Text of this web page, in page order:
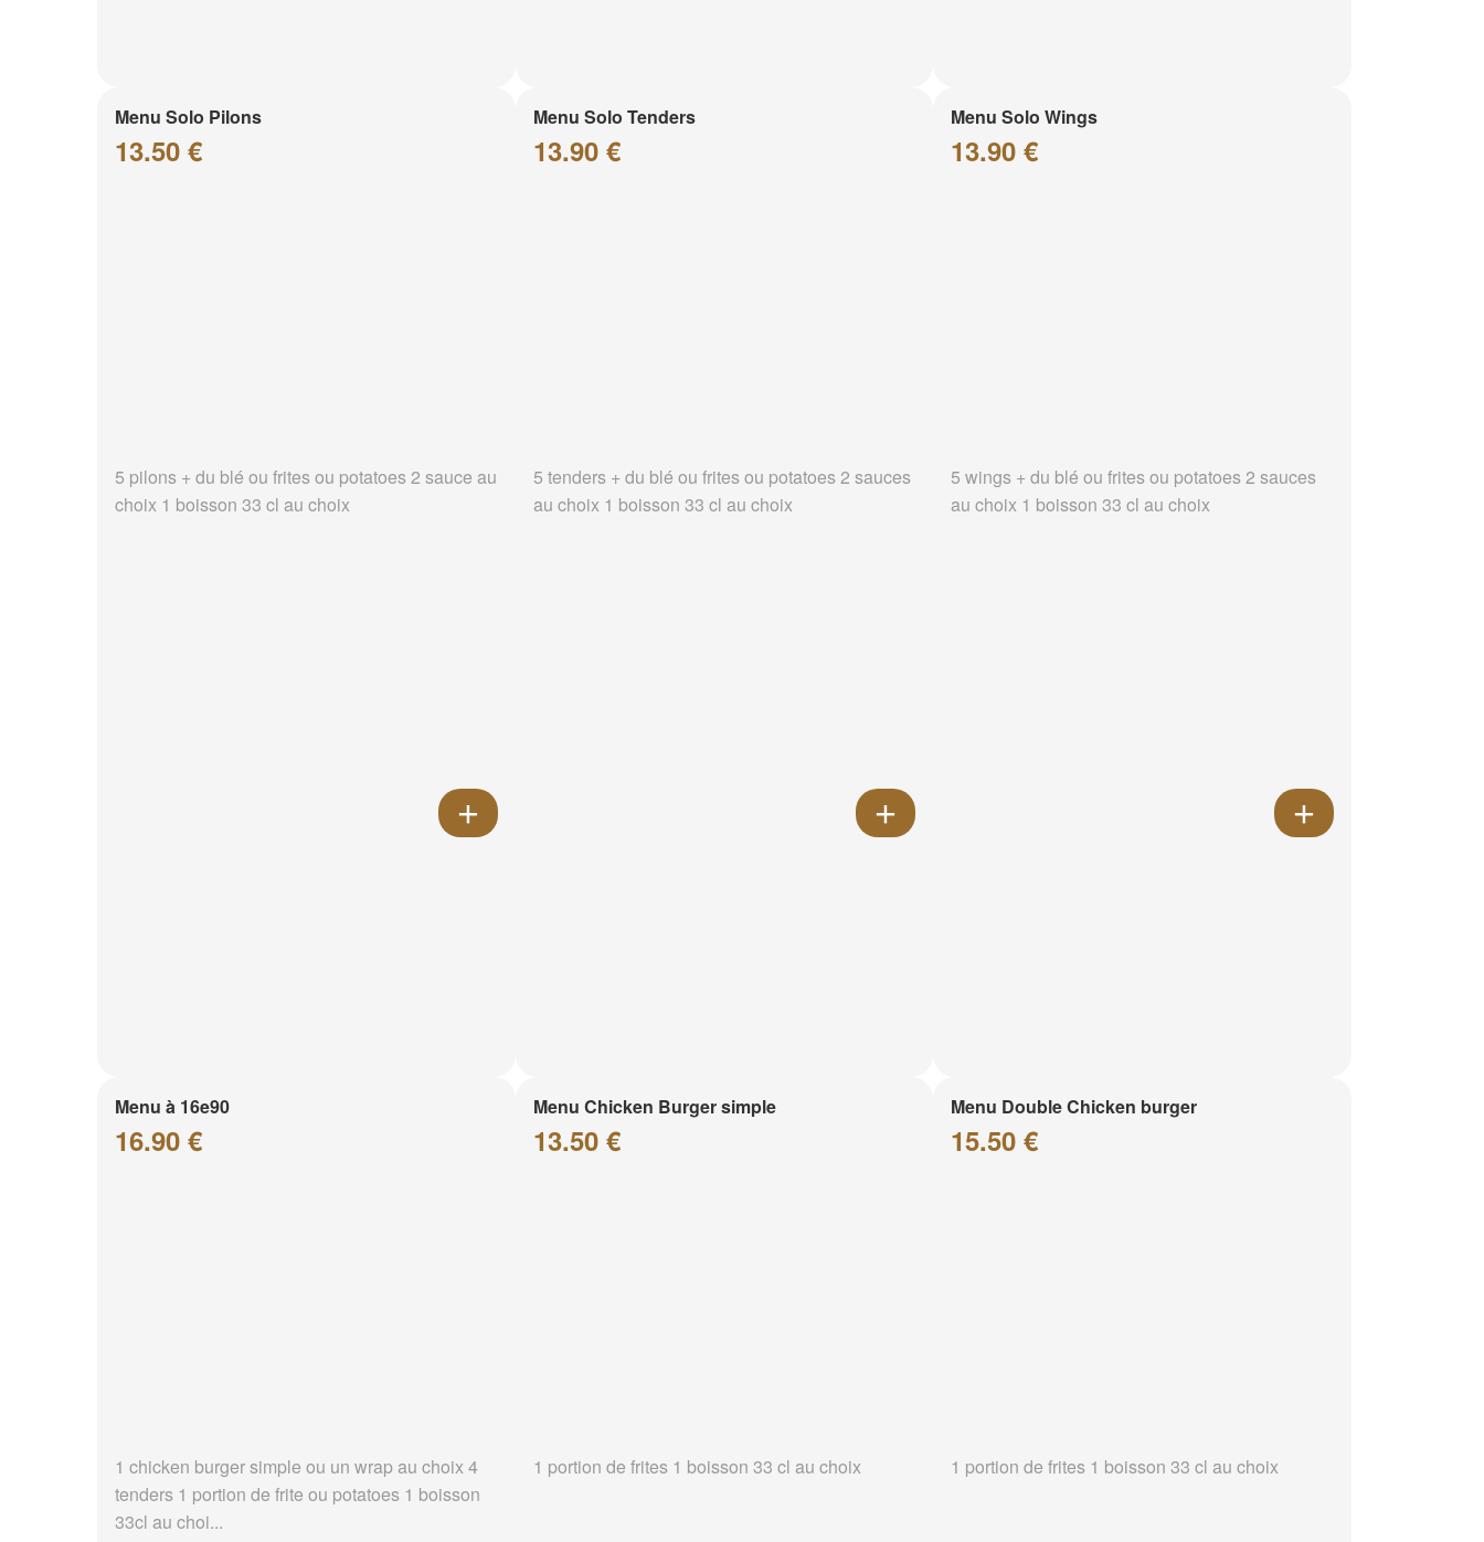
Menu Solo Pilons
13.50 €
5 pilons + du blé ou frites ou potatoes 2 sauce au
choix 1 boisson 33 cl au choix
Menu Solo Tenders
13.90 €
5 tenders + du blé ou frites ou potatoes 2 sauces
au choix 1 boisson 33 cl au choix
Menu Solo Wings
13.90 €
5 wings + du blé ou frites ou potatoes 2 sauces
au choix 1 boisson 33 cl au choix
Menu à 16e90
16.90 €
1 chicken burger simple ou un wrap au choix 4
tenders 1 portion de frite ou potatoes 1 boisson
33cl au choi...
Menu Chicken Burger simple
13.50 €
1 portion de frites 1 boisson 33 cl au choix
Menu Double Chicken burger
15.50 €
1 portion de frites 1 boisson 33 cl au choix